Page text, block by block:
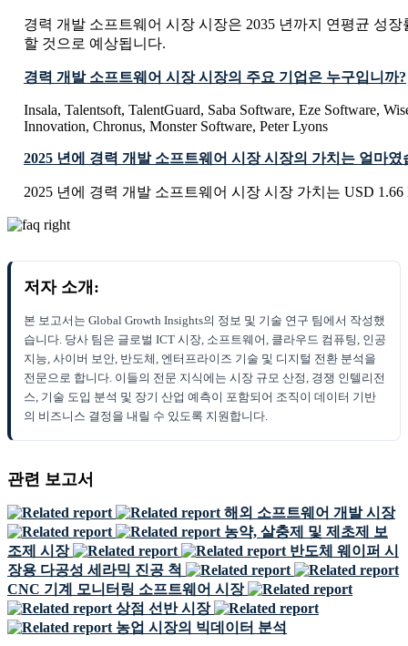
경력 개발 소프트웨어 시장 시장은 2035 년까지 연평균 성장
할 것으로 예상됩니다.
경력 개발 소프트웨어 시장 시장의 주요 기업은 누구입니까?
Insala, Talentsoft, TalentGuard, Saba Software, Eze Software,
Innovation, Chronus, Monster Software, Peter Lyons
2025 년에 경력 개발 소프트웨어 시장 시장의 가치는 얼마였
2025 년에 경력 개발 소프트웨어 시장 시장 가치는 USD
저자 소개:
본 보고서는 Global Growth Insights의 정보 및 기술 연구 팀에서 작성했
습니다. 당사 팀은 글로벌 ICT 시장, 소프트웨어, 클라우드 컴퓨팅, 인공
지능, 사이버 보안, 반도체, 엔터프라이즈 기술 및 디지털 전환 분석을
전문으로 합니다. 이들의 전문 지식에는 시장 규모 산정, 경쟁 인텔리전
스, 기술 도입 분석 및 장기 산업 예측이 포함되어 조직이 데이터 기반
의 비즈니스 결정을 내릴 수 있도록 지원합니다.
관련 보고서
해외 소프트웨어 개발 시장
농약, 살충제 및 제초제 보
조제 시장
반도체 웨이퍼 시
장용 다공성 세라믹 진공 척
CNC 기계 모니터링 소프트웨어 시장
상점 선반 시장
농업 시장의 빅데이터 분석